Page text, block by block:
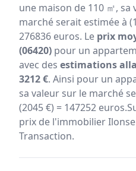
une maison de 110 ㎡, sa
marché serait estimée à
276836 euros. Le prix
(06420) pour un
avec des estimations
3212 €. Ainsi pour un
sa valeur sur le marché
(2045 €) = 147252
prix de l'immobilier Ilonse
Transaction.